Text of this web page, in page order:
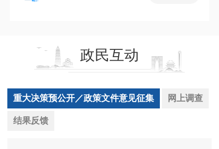
政民互动
重大决策预公开／政策文件意见征集 网上调查
结果反馈